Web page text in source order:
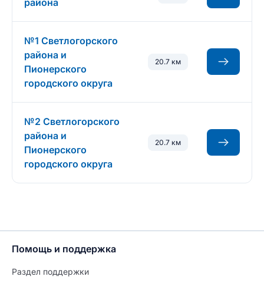
района
№1 Светлогорского
района и
Пионерского
городского округа
20.7 км
№2 Светлогорского
района и
Пионерского
городского округа
20.7 км
Помощь и поддержка
Раздел поддержки